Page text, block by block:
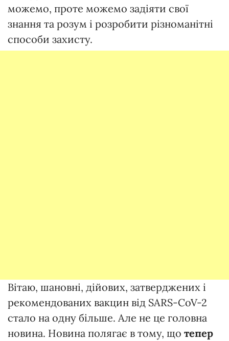
можемо, проте можемо задіяти свої
знання та розум і розробити різноманітні
способи захисту.
Вітаю, шановні, дійових, затверджених і
рекомендованих вакцин від SARS-CoV-2
стало на одну більше. Але не це головна
новина. Новина полягає в тому, що тепер